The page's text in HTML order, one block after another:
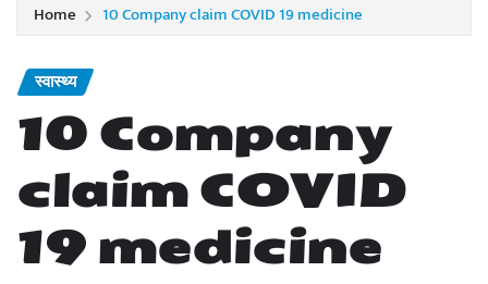
Home 10 Company claim COVID 19 medicine
स्वास्थ्य
10 Company
claim COVID
19 medicine